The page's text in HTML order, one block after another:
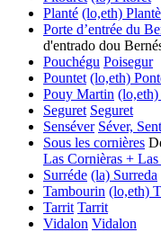
Planté (lo,eth)
Porte d’entrée du
d'entrado dou
Pouchégu Poisegur
Pountet (lo,eth)
Pouy Martin (lo,eth)
Seguret Seguret
Senséver Séver,
Sous les cornières
Las Cornièras +
Surréde (la) Surreda
Tambourin (lo,eth)
Tarrit Tarrit
Vidalon Vidalon